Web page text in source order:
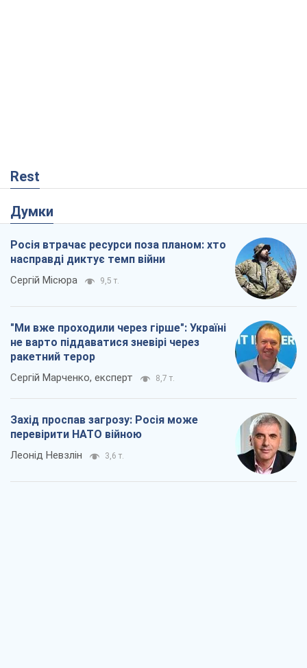
Rest
Думки
Росія втрачає ресурси поза планом: хто
насправді диктує темп війни
Сергій Місюра 9,5 т.
"Ми вже проходили через гірше": Україні
не варто піддаватися зневірі через
ракетний терор
Сергій Марченко, експерт 8,7 т.
Захід проспав загрозу: Росія може
перевірити НАТО війною
Леонід Невзлін 3,6 т.